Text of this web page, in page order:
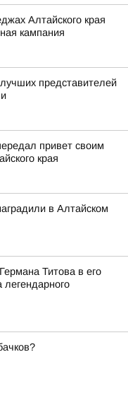
Алтайского края
кампания
представителей
привет своим
края
в Алтайском
Титова в его
легендарного